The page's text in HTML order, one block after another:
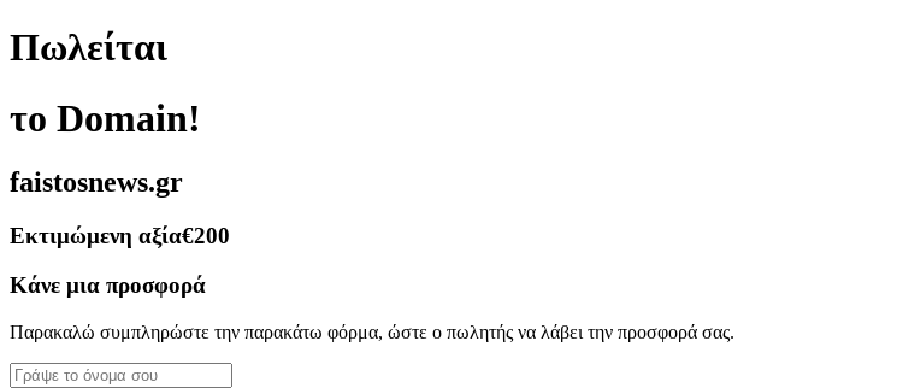
Πωλείται
το Domain!
faistosnews.gr
Εκτιμώμενη αξία€200
Κάνε μια προσφορά
Παρακαλώ συμπληρώστε την παρακάτω φόρμα, ώστε ο πωλητής να λάβει την προσφορά σας.